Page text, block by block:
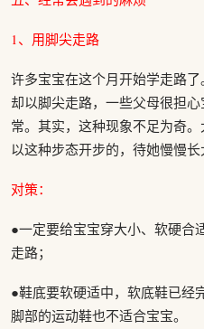
1、用脚尖走路
许多宝宝在这个月开始学走路
却以脚尖走路，一些父母很担
常。其实，这种现象不足为奇
以这种步态开步的，待她慢慢长
对策：
●一定要给宝宝穿大小、软硬合
走路；
●鞋底要软硬适中，软底鞋已经
脚部的运动鞋也不适合宝宝。